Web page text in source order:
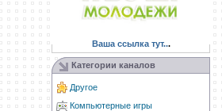
Ваша ссылка тут...
Категории каналов
Другое
Компьютерные игры